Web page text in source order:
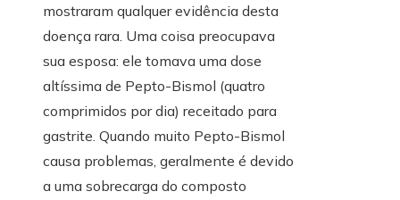
mostraram qualquer evidência desta
doença rara. Uma coisa preocupava
sua esposa: ele tomava uma dose
altíssima de Pepto-Bismol (quatro
comprimidos por dia) receitado para
gastrite. Quando muito Pepto-Bismol
causa problemas, geralmente é devido
a uma sobrecarga do composto